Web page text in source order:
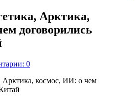
Арктика,
договорились
0